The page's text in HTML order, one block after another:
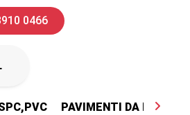
0466
PAVIMENTI DA ESTERNI